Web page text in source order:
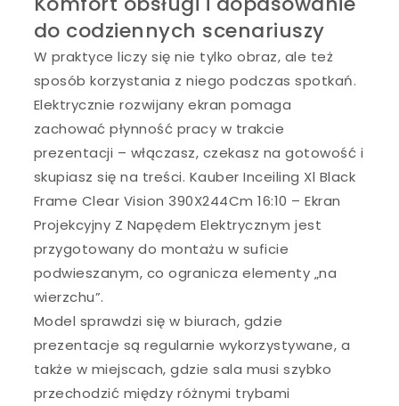
do codziennych scenariuszy
W praktyce liczy się nie tylko obraz, ale też
sposób korzystania z niego podczas spotkań.
Elektrycznie rozwijany ekran pomaga
zachować płynność pracy w trakcie
prezentacji – włączasz, czekasz na gotowość i
skupiasz się na treści. Kauber Inceiling Xl Black
Frame Clear Vision 390X244Cm 16:10 – Ekran
Projekcyjny Z Napędem Elektrycznym jest
przygotowany do montażu w suficie
podwieszanym, co ogranicza elementy „na
wierzchu”.
Model sprawdzi się w biurach, gdzie
prezentacje są regularnie wykorzystywane, a
także w miejscach, gdzie sala musi szybko
przechodzić między różnymi trybami